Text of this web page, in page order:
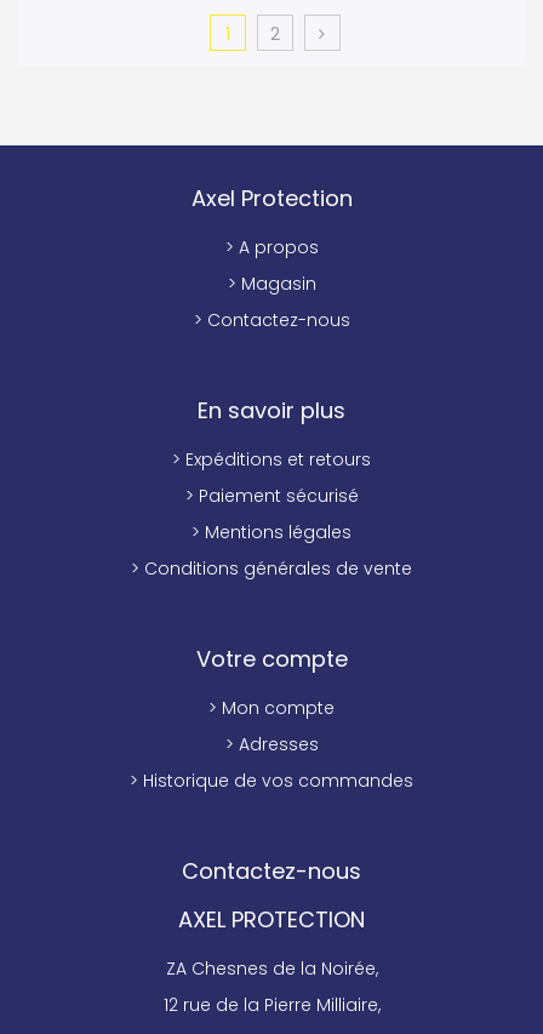
1 2
Axel Protection
> A propos
> Magasin
> Contactez-nous
En savoir plus
> Expéditions et retours
> Paiement sécurisé
> Mentions légales
> Conditions générales de vente
Votre compte
> Mon compte
> Adresses
> Historique de vos commandes
Contactez-nous
AXEL PROTECTION
ZA Chesnes de la Noirée,
12 rue de la Pierre Milliaire,